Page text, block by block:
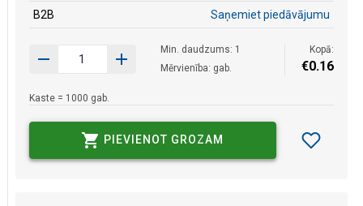
B2B Saņemiet piedāvājumu
Min. daudzums: 1
Mērvienība: gab.
Kopā:
€0.16
Kaste = 1000 gab.
PIEVIENOT GROZAM